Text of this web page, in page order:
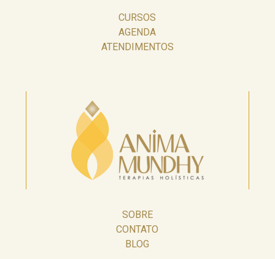
CURSOS
AGENDA
ATENDIMENTOS
SOBRE
CONTATO
BLOG